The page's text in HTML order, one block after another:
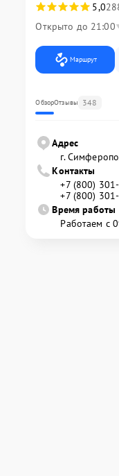
5,0
Открыто до 21:00
Маршрут
ОбзорОтзывы 348
Адрес
г.
Контакты
+7 (800)
+7 (800)
Время работы
Работаем с